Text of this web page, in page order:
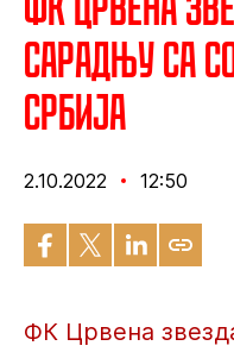
сарадњу са
Србија
2.10.2022 12:50
ФК Црвена